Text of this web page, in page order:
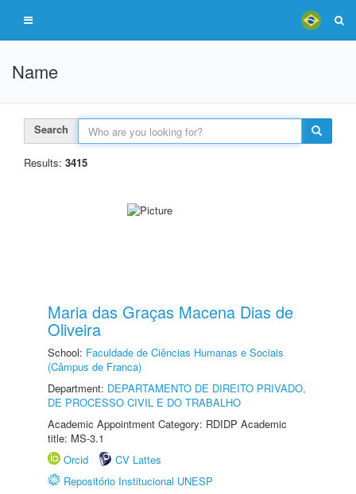
Name
Search
Results: 3415
Maria das Graças Macena Dias de
Oliveira
School: Faculdade de Ciências Humanas e Sociais
(Câmpus de Franca)
Department: DEPARTAMENTO DE DIREITO PRIVADO,
DE PROCESSO CIVIL E DO TRABALHO
Academic Appointment Category: RDIDP Academic
title: MS-3.1
Orcid
CV Lattes
Repositório Institucional UNESP